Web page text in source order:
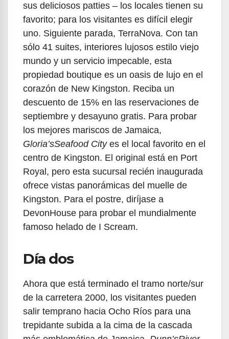
sus deliciosos patties – los locales tienen su
favorito; para los visitantes es difícil elegir
uno. Siguiente parada, TerraNova. Con tan
sólo 41 suites, interiores lujosos estilo viejo
mundo y un servicio impecable, esta
propiedad boutique es un oasis de lujo en el
corazón de New Kingston. Reciba un
descuento de 15% en las reservaciones de
septiembre y desayuno gratis. Para probar
los mejores mariscos de Jamaica,
Gloria’sSeafood Cityes el local favorito en el
centro de Kingston. El original está en Port
Royal, pero esta sucursal recién inaugurada
ofrece vistas panorámicas del muelle de
Kingston. Para el postre, diríjase a
DevonHouse para probar el mundialmente
famoso helado de I Scream.
Día dos
Ahora que está terminado el tramo norte/sur
de la carretera 2000, los visitantes pueden
salir temprano hacia Ocho Ríos para una
trepidante subida a la cima de la cascada